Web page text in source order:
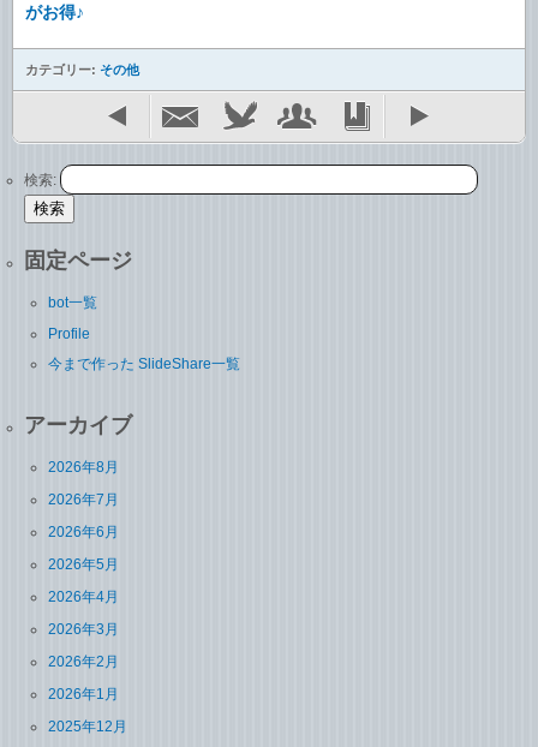
がお得♪
カテゴリー: その他
検索:
固定ページ
bot一覧
Profile
今まで作った SlideShare一覧
アーカイブ
2026年8月
2026年7月
2026年6月
2026年5月
2026年4月
2026年3月
2026年2月
2026年1月
2025年12月